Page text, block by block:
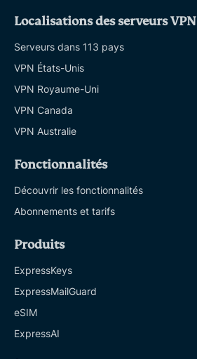
Localisations des serveurs VPN
Serveurs dans 113 pays
VPN États-Unis
VPN Royaume-Uni
VPN Canada
VPN Australie
Fonctionnalités
Découvrir les fonctionnalités
Abonnements et tarifs
Produits
ExpressKeys
ExpressMailGuard
eSIM
ExpressAI